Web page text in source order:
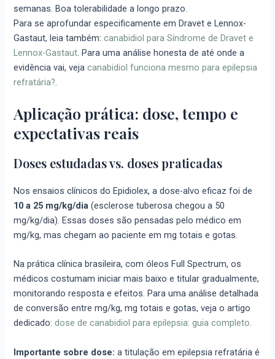
semanas. Boa tolerabilidade a longo prazo.
Para se aprofundar especificamente em Dravet e Lennox-
Gastaut, leia também:canabidiol para Síndrome de Dravet e
Lennox-Gastaut. Para uma análise honesta de até onde a
evidência vai, vejacanabidiol funciona mesmo para epilepsia
refratária?.
Aplicação prática: dose, tempo e
expectativas reais
Doses estudadas vs. doses praticadas
Nos ensaios clínicos do Epidiolex, a dose-alvo eficaz foi de
10 a 25 mg/kg/dia (esclerose tuberosa chegou a 50
mg/kg/dia). Essas doses são pensadas pelo médico em
mg/kg, mas chegam ao paciente em mg totais e gotas.
Na prática clínica brasileira, com óleos Full Spectrum, os
médicos costumam iniciar mais baixo e titular gradualmente,
monitorando resposta e efeitos. Para uma análise detalhada
de conversão entre mg/kg, mg totais e gotas, veja o artigo
dedicado:dose de canabidiol para epilepsia: guia completo.
Importante sobre dose: a titulação em epilepsia refratária é